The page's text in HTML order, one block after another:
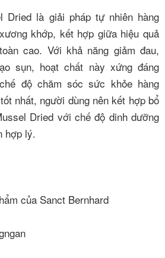
Dried là giải pháp tự nhiên hàng
khớp, kết hợp giữa hiệu quả
cao. Với khả năng giảm đau,
sụn, hoạt chất này xứng đáng
độ chăm sóc sức khỏe hàng
nhất, người dùng nên kết hợp bổ
Dried với chế độ dinh dưỡng
hợp lý.
của Sanct Bernhard